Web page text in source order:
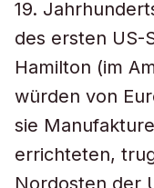
19.
des ersten US-
Hamilton (im
würden von
sie
errichteten,
Nordosten der